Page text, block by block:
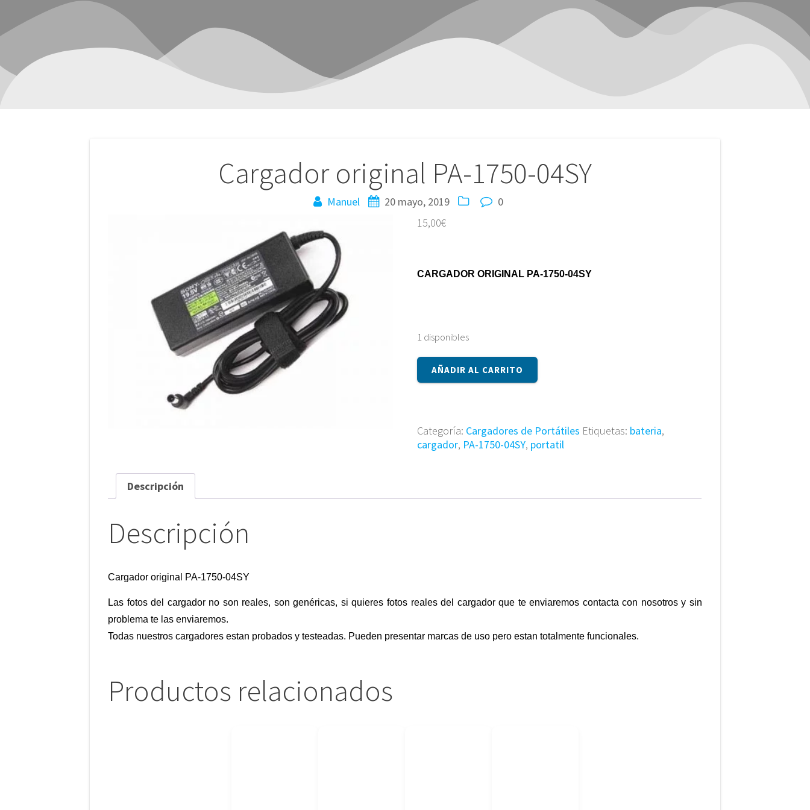
Cargador original PA-1750-04SY
Manuel 20 mayo, 2019
0
15,00€
CARGADOR ORIGINAL PA-1750-04SY
1 disponibles
Cargador
original
cantidad
AÑADIR AL CARRITO
Categoría: Cargadores de Portátiles Etiquetas: bateria,
cargador, PA-1750-04SY, portatil
Descripción
Descripción
Cargador original PA-1750-04SY
Las fotos del cargador no son reales, son genéricas, si quieres fotos reales del cargador que te enviaremos contacta con nosotros y sin
problema te las enviaremos.
Todas nuestros cargadores estan probados y testeadas. Pueden presentar marcas de uso pero estan totalmente funcionales.
Productos relacionados
Navegación